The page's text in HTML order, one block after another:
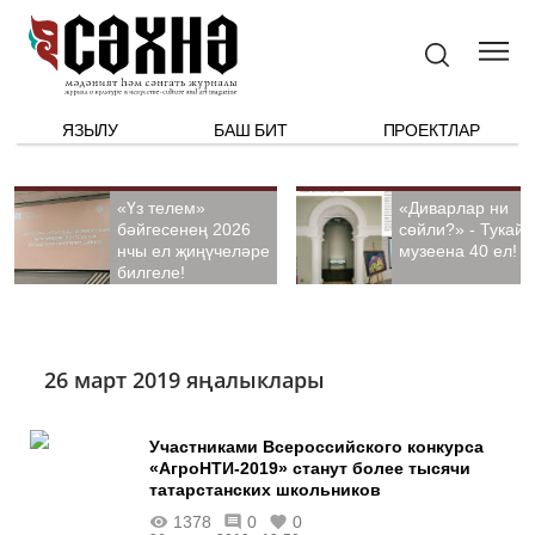
ЯЗЫЛУ БАШ БИТ ПРОЕКТЛАР
«Үз телем»
бәйгесенең 2026
нчы ел җиңүчеләре
билгеле!
«Диварлар ни
сөйли?» - Тукай
музеена 40 ел!
26 март 2019 яңалыклары
Участниками Всероссийского конкурса
«АгроНТИ-2019» станут более тысячи
татарстанских школьников
1378
0 0